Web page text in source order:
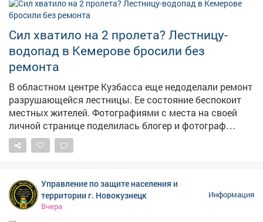
Сил хватило на 2 пролета? Лестницу-
водопад в Кемерове бросили без
ремонта
В областном центре Кузбасса еще недоделали ремонт
разрушающейся лестницы. Ее состояние беспокоит
местных жителей. Фотографиями с места на своей
личной странице поделилась блогер и фотограф
Екатерина Комарова. – Читала, что ремонтируют
лестницу на Пионерском. Два пролёта сделали – и на
действительно приведена в порядок, однако
оставшаяся секция по-прежнему находится в
Управление по защите населения и
территории г. Новокузнецк
Вчера
Информация